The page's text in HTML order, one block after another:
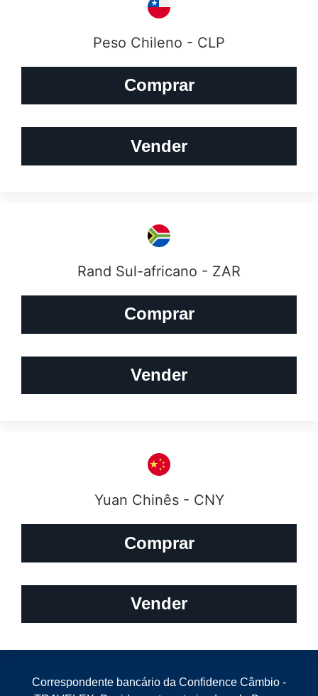
Peso Chileno - CLP
Comprar
Vender
Rand Sul-africano - ZAR
Comprar
Vender
Yuan Chinês - CNY
Comprar
Vender
Correspondente bancário da Confidence Câmbio -